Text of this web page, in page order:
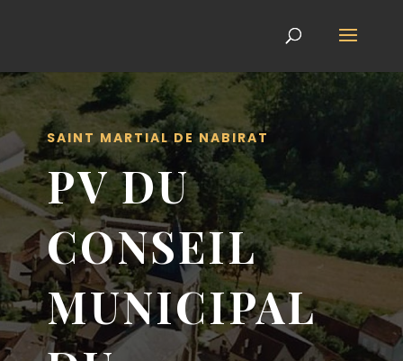
SAINT MARTIAL DE NABIRAT
PV DU
CONSEIL
MUNICIPAL